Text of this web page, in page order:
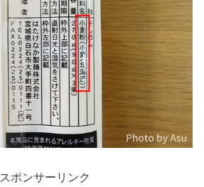
スポンサーリンク